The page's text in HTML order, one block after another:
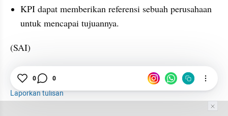
KPI dapat memberikan referensi sebuah perusahaan
untuk mencapai tujuannya.
(SAI)
KPI Manajemen
Laporkan tulisan
0 0